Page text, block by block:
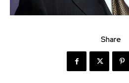
Share